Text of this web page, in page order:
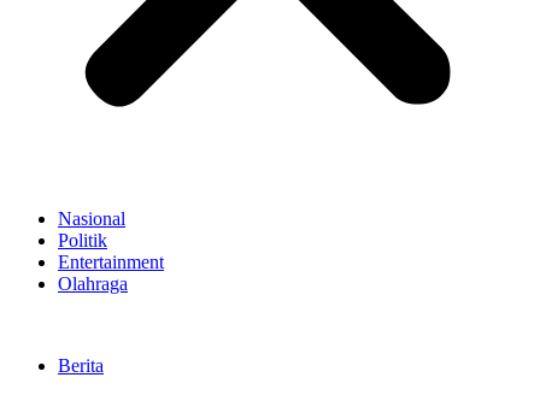
Nasional
Politik
Entertainment
Olahraga
Berita